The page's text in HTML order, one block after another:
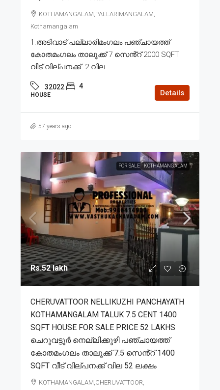
KOTHAMANGALAM,PALLARIMANGALAM,
Kothamangalam
1.അടിവാട് പല്ലാരിമംഗലം പഞ്ചായത്ത്
കോതമംഗലം താലൂക്ക് 7 സെൻ്റ് 2000 SQFT
വീട് വില്പനക്ക്. 2.വില...
32022 4
HOUSE Details
57 years ago
FOR SALE KOTHAMANGALAM
Rs.52 lakh
CHERUVATTOOR NELLIKUZHI PANCHAYATH
KOTHAMANGALAM TALUK 7.5 CENT 1400
SQFT HOUSE FOR SALE PRICE 52 LAKHS
ചെറുവട്ടൂർ നെല്ലിക്കുഴി പഞ്ചായത്ത്
കോതമംഗലം താലൂക്ക് 7.5 സെൻ്റ് 1400
SQFT വീട് വില്പനക്ക് വില 52 ലക്ഷം
KOTHAMANGALAM,CHERUVATTOOR,